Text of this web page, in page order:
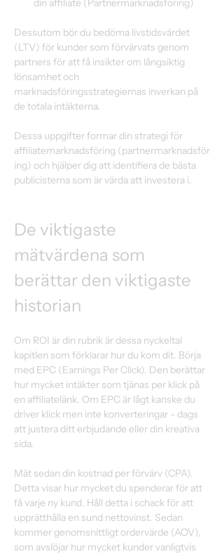
din affiliate (Partnermarknadsföring)
Dessutom bör du bedöma livstidsvärdet
(LTV) för kunder som förvärvats genom
partners för att få insikter om långsiktig
lönsamhet och
marknadsföringsstrategiernas inverkan på
de totala intäkterna.
Dessa uppgifter formar din strategi för
affiliatemarknadsföring (partnermarknadsför
ing) och hjälper dig att identifiera de bästa
publicisterna som är värda att investera i.
De viktigaste
mätvärdena som
berättar den viktigaste
historian
Om ROI är din rubrik är dessa nyckeltal
kapitlen som förklarar hur du kom dit. Börja
med EPC (Earnings Per Click). Den berättar
hur mycket intäkter som tjänas per klick på
en affiliatelänk. Om EPC är lågt kanske du
driver klick men inte konverteringar - dags
att justera ditt erbjudande eller din kreativa
sida.
Mät sedan din kostnad per förvärv (CPA).
Detta visar hur mycket du spenderar för att
få varje ny kund. Håll detta i schack för att
upprätthålla en sund nettovinst. Sedan
kommer genomsnittligt ordervärde (AOV),
som avslöjar hur mycket kunder vanligtvis